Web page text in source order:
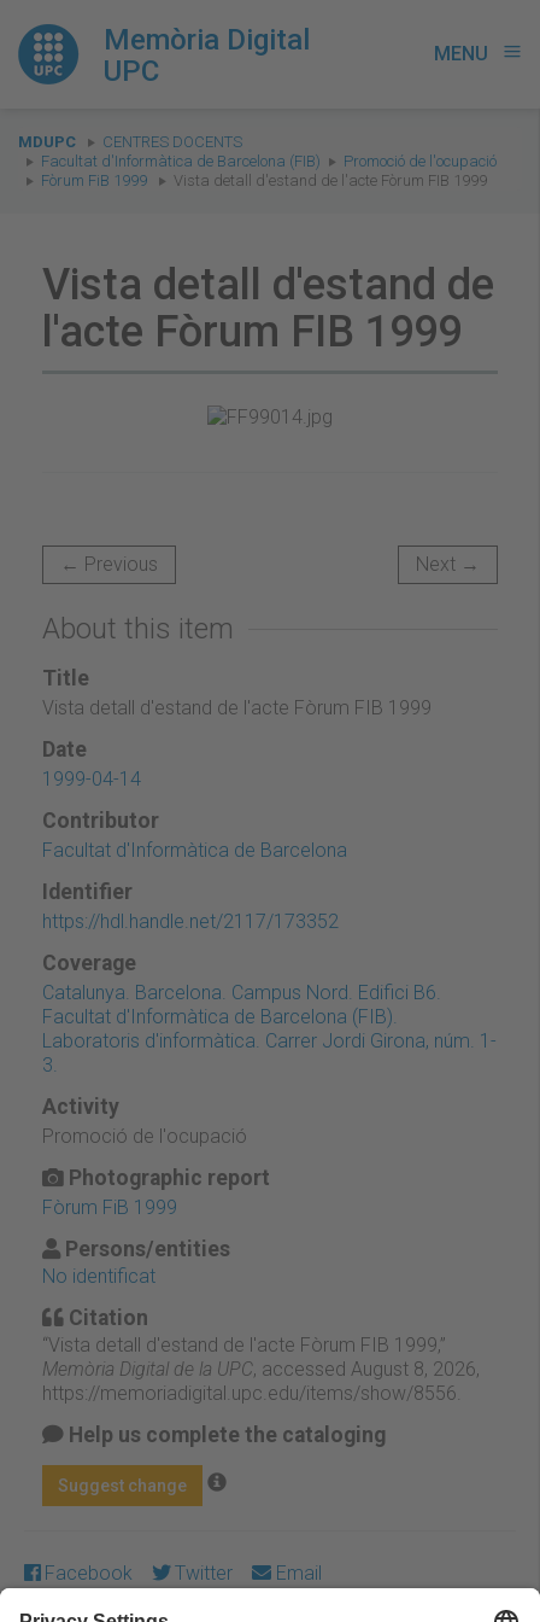
Memòria Digital
UPC
MENU menu
You
are
here:
MDUPC
CENTRES DOCENTS
Facultat d'Informàtica de Barcelona (FIB)
Promoció de l'ocupació
Fòrum FiB 1999
Vista detall d'estand de l'acte Fòrum FIB 1999
Vista detall d'estand de
l'acte Fòrum FIB 1999
← Previous Next →
About this item
Title
Vista detall d'estand de l'acte Fòrum FIB 1999
Date
1999-04-14
Contributor
Facultat d'Informàtica de Barcelona
Identifier
https://hdl.handle.net/2117/173352
Coverage
Catalunya. Barcelona. Campus Nord. Edifici B6.
Facultat d'Informàtica de Barcelona (FIB).
Laboratoris d'informàtica. Carrer Jordi Girona, núm. 1-
3.
Activity
Promoció de l'ocupació
Photographic report
Fòrum FiB 1999
Persons/entities
No identificat
Citation
“Vista detall d'estand de l'acte Fòrum FIB 1999,”
Memòria Digital de la UPC, accessed August 8, 2026,
https://memoriadigital.upc.edu/items/show/8556
Help us complete the cataloging
Suggest change
Facebook Twitter Email